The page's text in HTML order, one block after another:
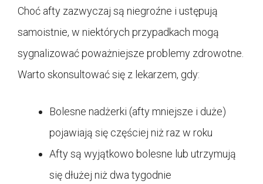
Choć afty zazwyczaj są niegroźne i ustępują
samoistnie, w niektórych przypadkach mogą
sygnalizować poważniejsze problemy zdrowotne.
Warto skonsultować się z lekarzem, gdy:
Bolesne nadżerki (afty mniejsze i duże)
pojawiają się częściej niż raz w roku
Afty są wyjątkowo bolesne lub utrzymują
się dłużej niż dwa tygodnie